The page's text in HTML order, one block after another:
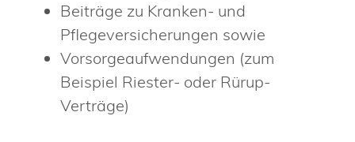
Beiträge zu Kranken- und
Pflegeversicherungen sowie
Vorsorgeaufwendungen (zum
Beispiel Riester- oder Rürup-
Verträge)